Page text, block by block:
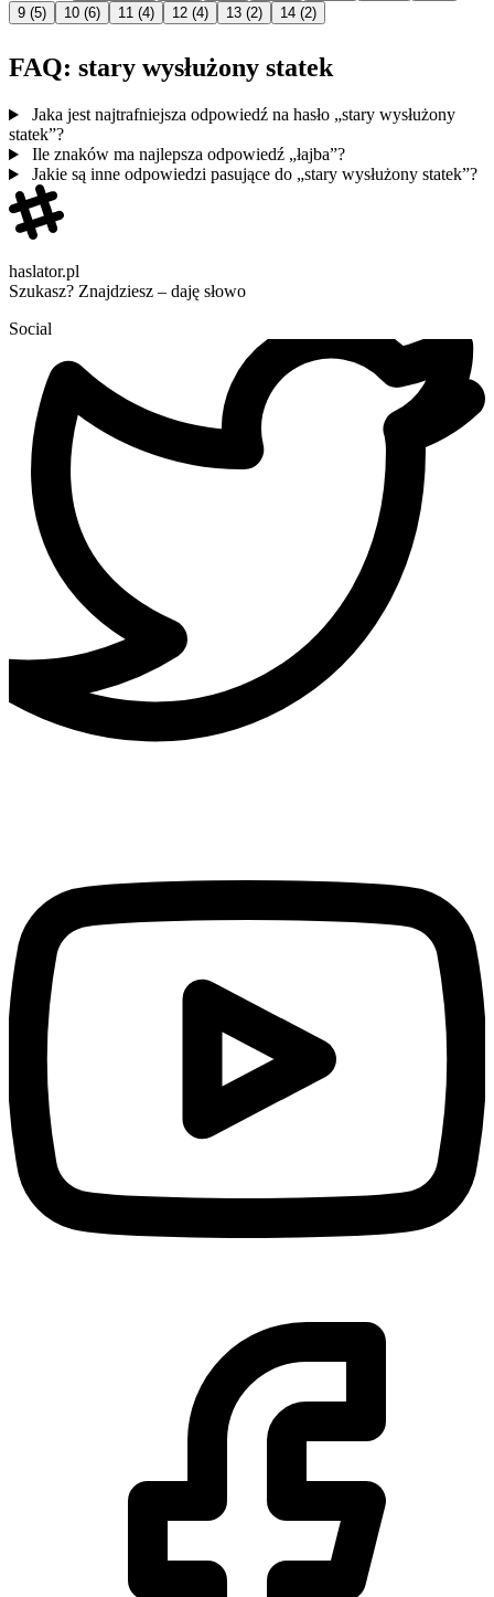
9 (5) 10 (6) 11 (4) 12 (4) 13 (2) 14 (2)
FAQ: stary wysłużony statek
Jaka jest najtrafniejsza odpowiedź na hasło „stary wysłużony
statek”?
Ile znaków ma najlepsza odpowiedź „łajba”?
Jakie są inne odpowiedzi pasujące do „stary wysłużony statek”?
haslator.pl
Szukasz? Znajdziesz – daję słowo
Social